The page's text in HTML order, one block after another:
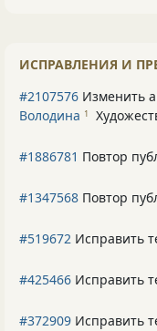
ИСПРАВЛЕНИЯ И
#2107576 Изменить
Володина 1
#1886781 Повтор
#1347568 Повтор
#519672 Исправить
#425466 Исправить
#372909 Исправить